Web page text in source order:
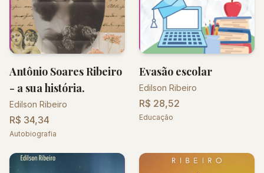
Antônio Soares Ribeiro
- a sua história.
Edilson Ribeiro
R$ 34,34
Autobiografia
Evasão escolar
Edilson Ribeiro
R$ 28,52
Educação